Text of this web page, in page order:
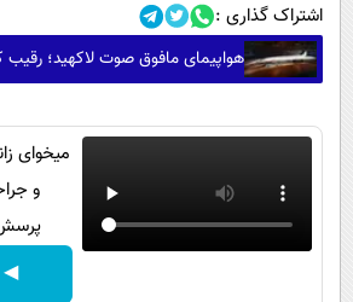
اشتراک گذاری :
هواپیمای مافوق صوت لاکهید؛
میخوای
و
◀